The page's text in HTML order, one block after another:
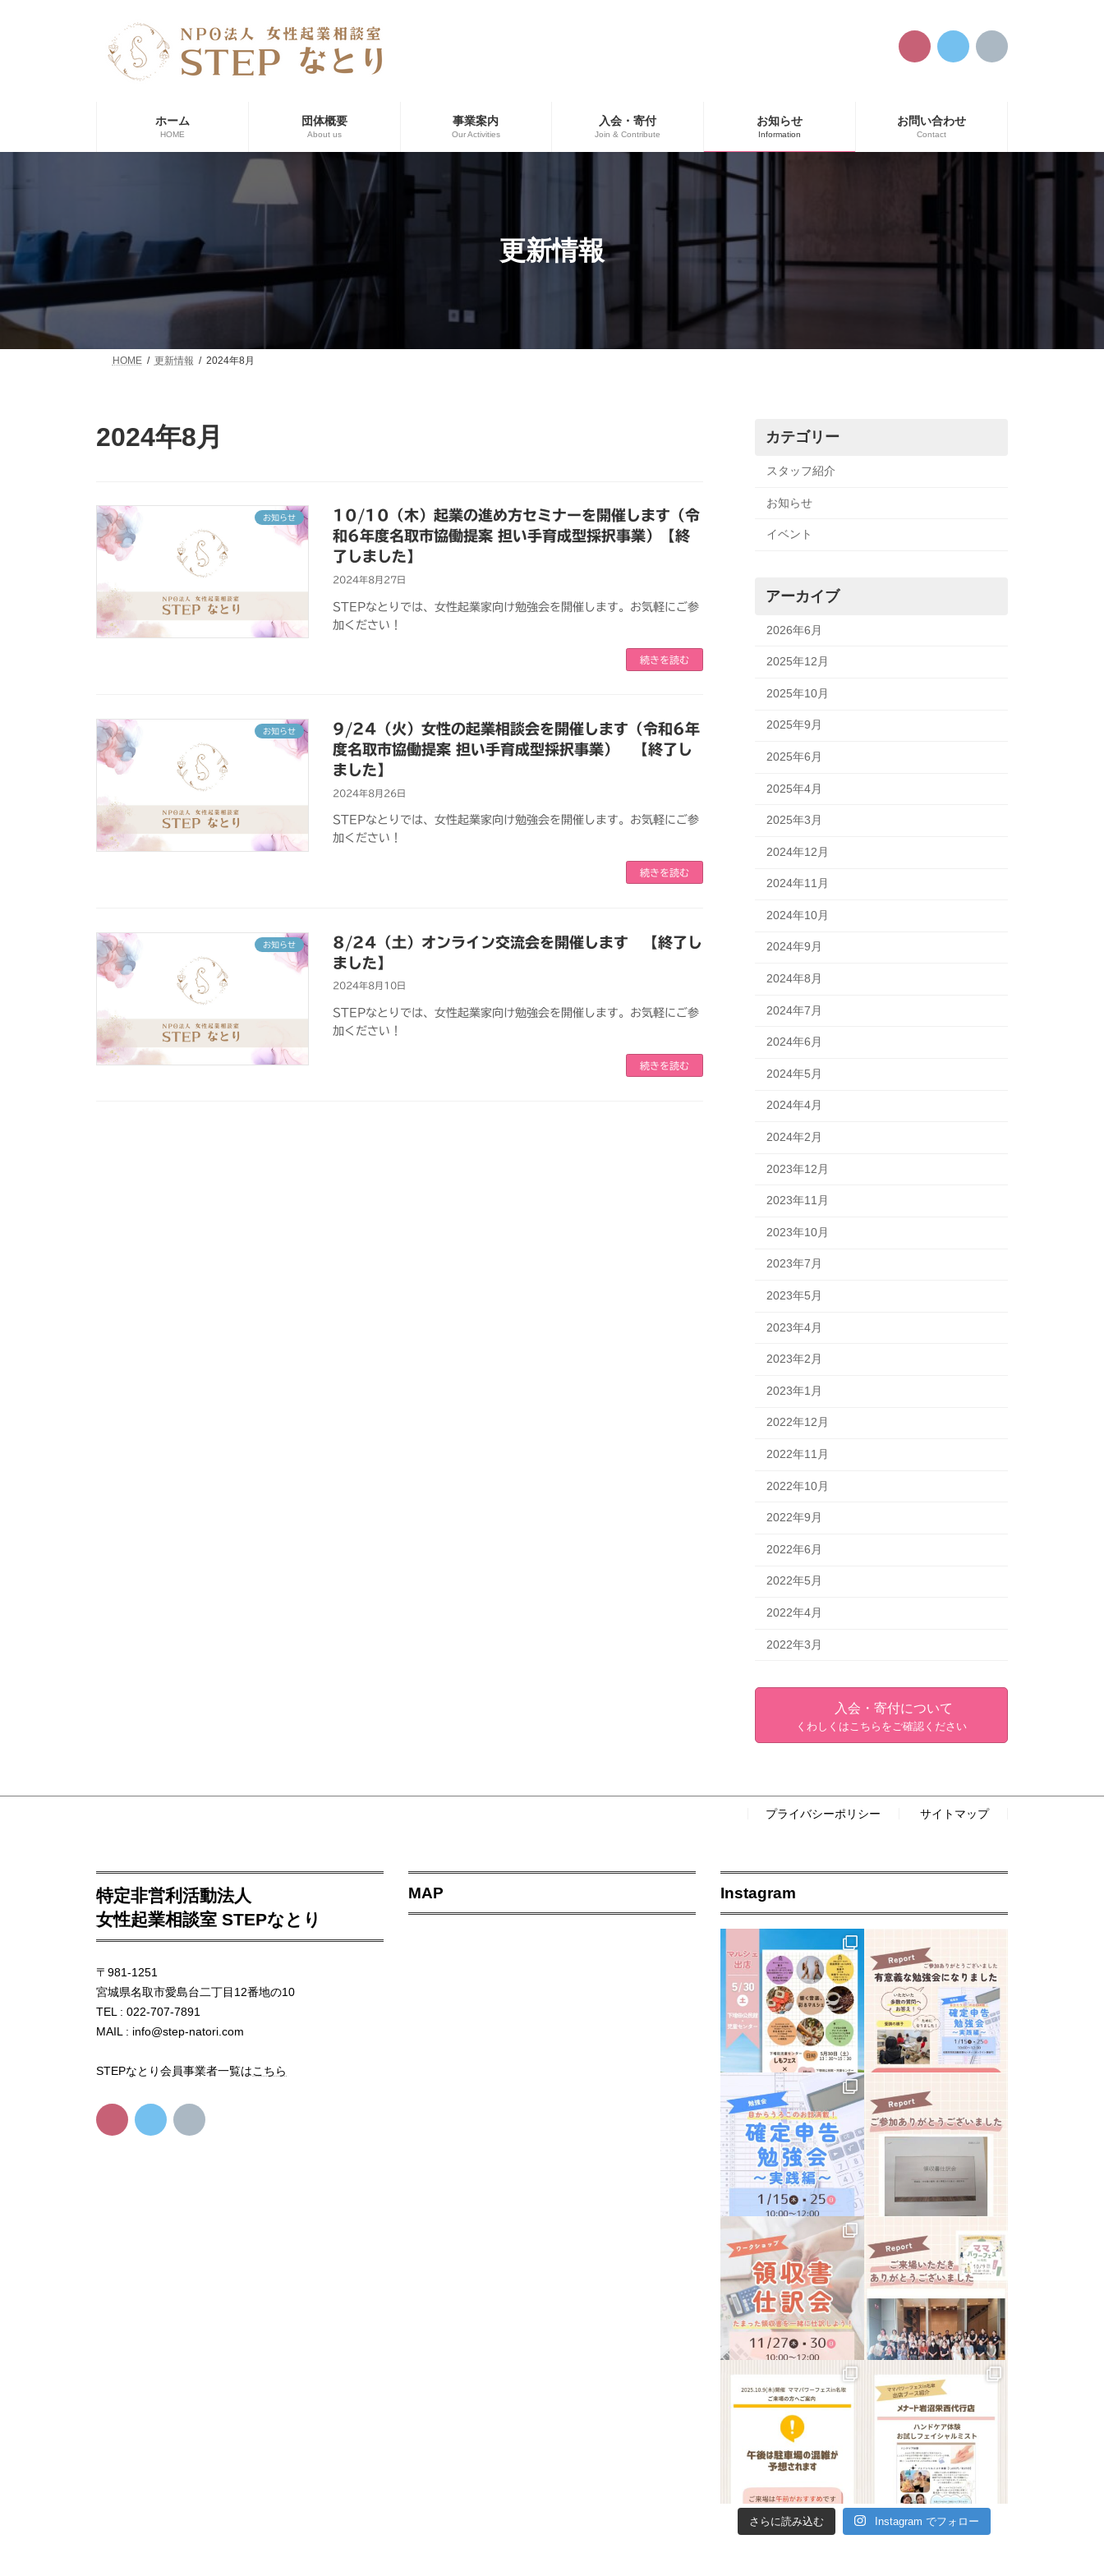
ホーム
HOME
団体概要
About us
事業案内
Our Activities
入会・寄付
Join & Contribute
お知らせ
Information
お問い合わせ
Contact
更新情報
HOME 更新情報 2024年8月
2024年8月
お知らせ
10/10（木）起業の進め方セミナーを開催します（令
和6年度名取市協働提案 担い手育成型採択事業）【終
了しました】
2024年8月27日
STEPなとりでは、女性起業家向け勉強会を開催します。お気軽にご参
加ください！
続きを読む
お知らせ
9/24（火）女性の起業相談会を開催します（令和6年
度名取市協働提案 担い手育成型採択事業） 【終了し
ました】
2024年8月26日
STEPなとりでは、女性起業家向け勉強会を開催します。お気軽にご参
加ください！
続きを読む
お知らせ
8/24（土）オンライン交流会を開催します 【終了し
ました】
2024年8月10日
STEPなとりでは、女性起業家向け勉強会を開催します。お気軽にご参
加ください！
続きを読む
カテゴリー
スタッフ紹介
お知らせ
イベント
アーカイブ
2026年6月
2025年12月
2025年10月
2025年9月
2025年6月
2025年4月
2025年3月
2024年12月
2024年11月
2024年10月
2024年9月
2024年8月
2024年7月
2024年6月
2024年5月
2024年4月
2024年2月
2023年12月
2023年11月
2023年10月
2023年7月
2023年5月
2023年4月
2023年2月
2023年1月
2022年12月
2022年11月
2022年10月
2022年9月
2022年6月
2022年5月
2022年4月
2022年3月
入会・寄付について
くわしくはこちらをご確認ください
プライバシーポリシー サイトマップ
特定非営利活動法人
女性起業相談室 STEPなとり
〒981-1251
宮城県名取市愛島台二丁目12番地の10
TEL : 022-707-7891
MAIL : info@step-natori.com
STEPなとり会員事業者一覧はこちら
MAP Instagram
さらに読み込む Instagram でフォロー